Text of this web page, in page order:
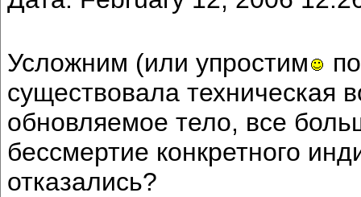
Усложним (или упростим
существовала техническая
обновляемое тело, все
бессмертие конкретного
отказались?